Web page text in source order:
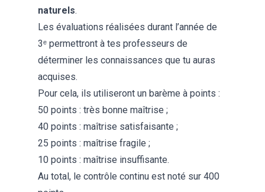
naturels.
Les évaluations réalisées durant l’année de
3ᵉ permettront à tes professeurs de
déterminer les connaissances que tu auras
acquises.
Pour cela, ils utiliseront un barème à points :
50 points : très bonne maîtrise ;
40 points : maîtrise satisfaisante ;
25 points : maîtrise fragile ;
10 points : maîtrise insuffisante.
Au total, le contrôle continu est noté sur 400